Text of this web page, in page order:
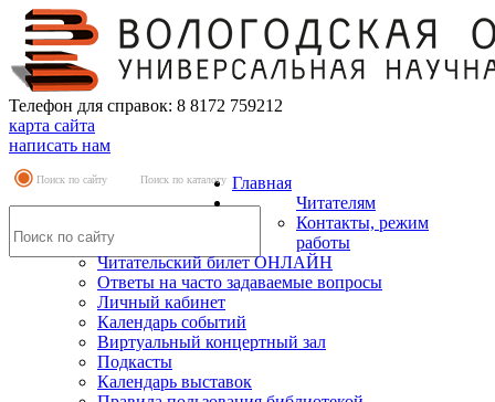
Телефон для справок: 8 8172 759212
карта сайта
написать нам
Поиск по сайту Поиск по каталогу Главная
Читателям
Контакты, режим
работы
Читательский билет ОНЛАЙН
Ответы на часто задаваемые вопросы
Личный кабинет
Календарь событий
Виртуальный концертный зал
Подкасты
Календарь выставок